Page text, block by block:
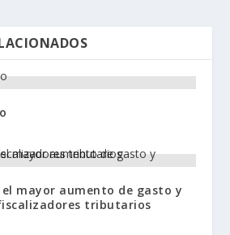
mayor aumento de gasto y
tributarios